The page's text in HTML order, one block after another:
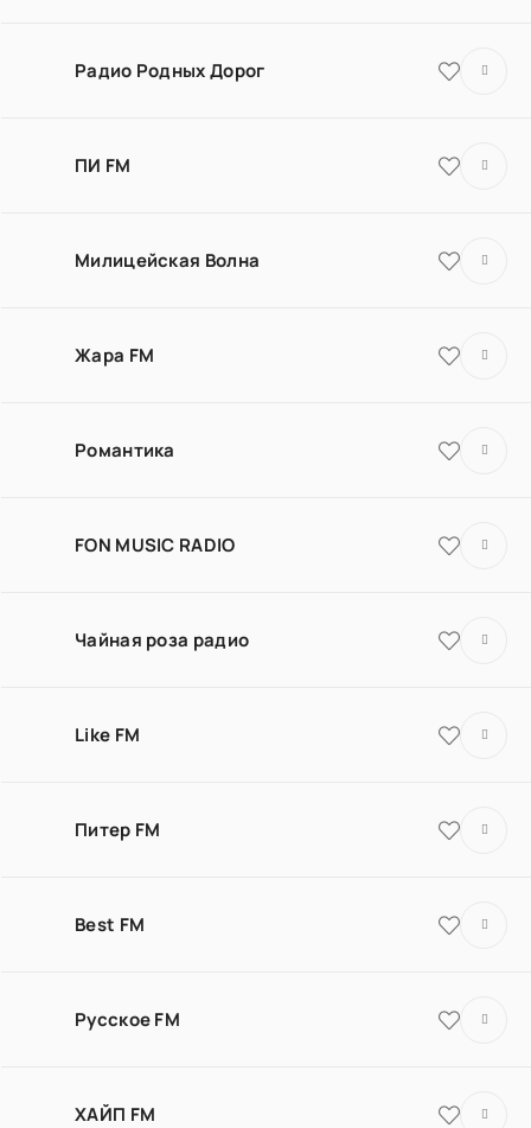
Радио Родных Дорог
ПИ FM
Милицейская Волна
Жара FM
Романтика
FON MUSIC RADIO
Чайная роза радио
Like FM
Питер FM
Best FM
Русское FM
ХАЙП FM